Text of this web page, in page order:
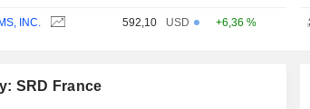
INC. 592,10 USD +6,36 %
SRD France